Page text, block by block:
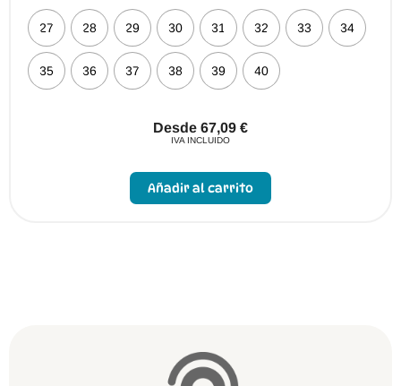
27 28 29 30 31 32 33 34
35 36 37 38 39 40
Desde 67,09 €
IVA INCLUIDO
Añadir al carrito